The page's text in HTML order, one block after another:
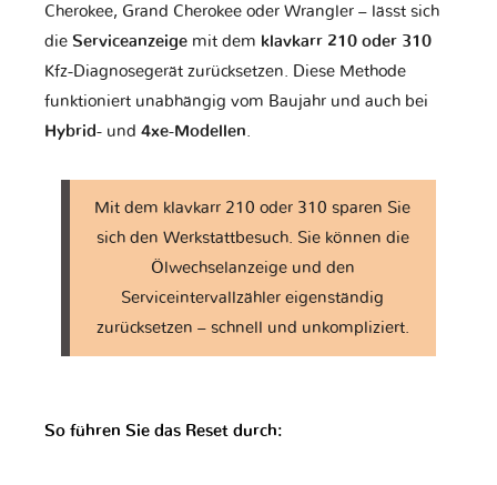
Geely Genesis Great Wall
Honda Honda Moto Hummer
Hyundai Infiniti Isuzu
Cherokee, Grand Cherokee oder Wrangler – lässt sich
die Serviceanzeige mit dem klavkarr 210 oder 310
Kfz-Diagnosegerät zurücksetzen. Diese Methode
funktioniert unabhängig vom Baujahr und auch bei
Hybrid- und 4xe-Modellen.
Mit dem klavkarr 210 oder 310 sparen Sie
sich den Werkstattbesuch. Sie können die
Ölwechselanzeige und den
Serviceintervallzähler eigenständig
zurücksetzen – schnell und unkompliziert.
So führen Sie das Reset durch: